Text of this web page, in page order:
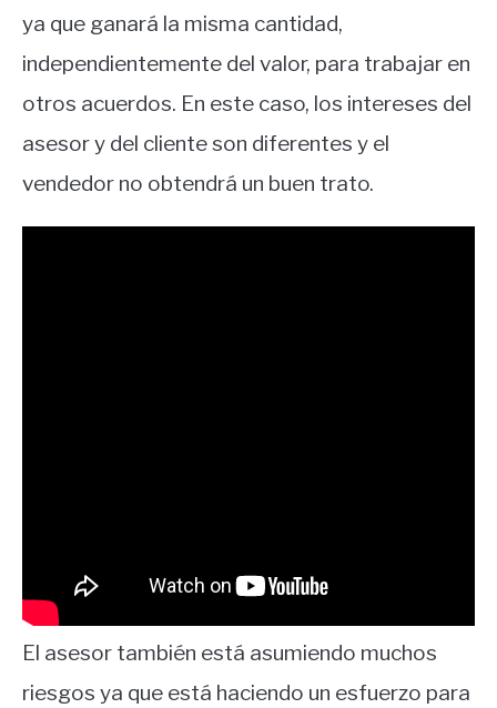
ya que ganará la misma cantidad,
independientemente del valor, para trabajar en
otros acuerdos. En este caso, los intereses del
asesor y del cliente son diferentes y el
vendedor no obtendrá un buen trato.
El asesor también está asumiendo muchos
riesgos ya que está haciendo un esfuerzo para